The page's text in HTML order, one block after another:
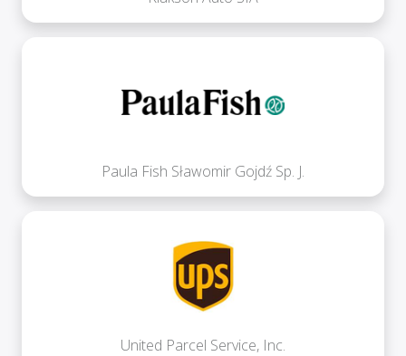
Paula Fish Sławomir Gojdź Sp. J.
United Parcel Service, Inc.